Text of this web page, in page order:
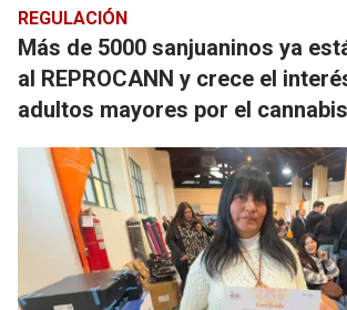
REGULACIÓN
Más de 5000 sanjuaninos ya
al REPROCANN y crece el
adultos mayores por el